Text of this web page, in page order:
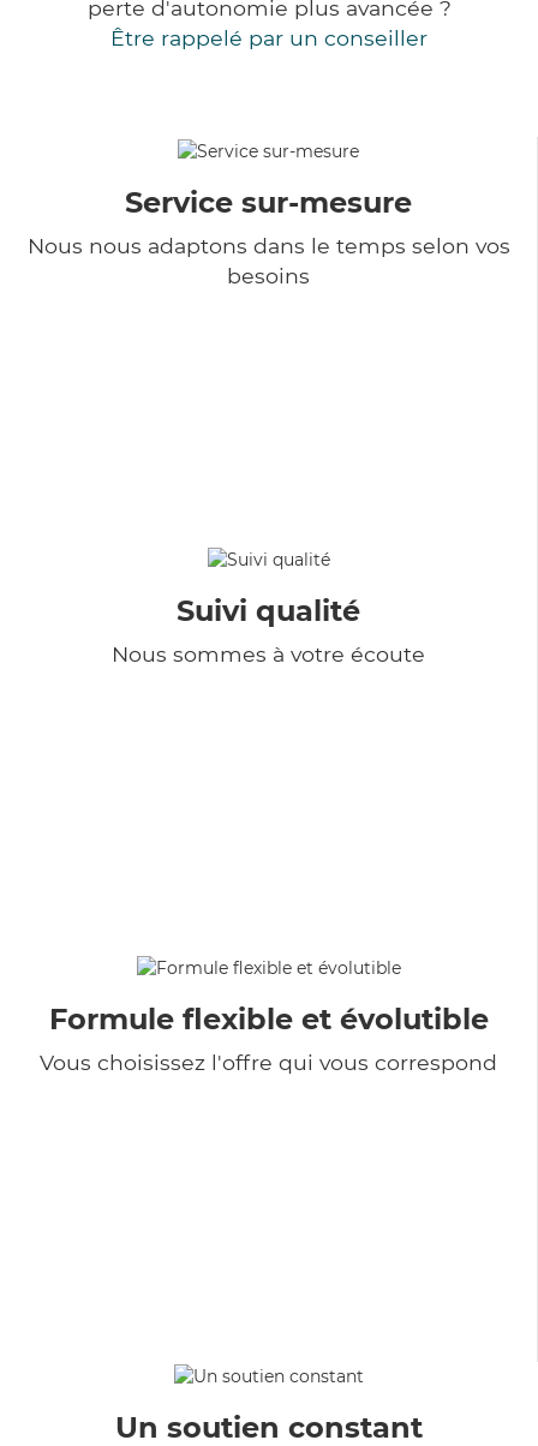
perte d'autonomie plus avancée ?
Être rappelé par un conseiller
Service sur-mesure
Nous nous adaptons dans le temps selon vos
besoins
Suivi qualité
Nous sommes à votre écoute
Formule flexible et évolutible
Vous choisissez l'offre qui vous correspond
Un soutien constant